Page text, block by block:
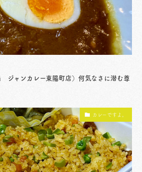
ジャンカレー東陽町店）何気なさに潜む尊
カレーですよ。